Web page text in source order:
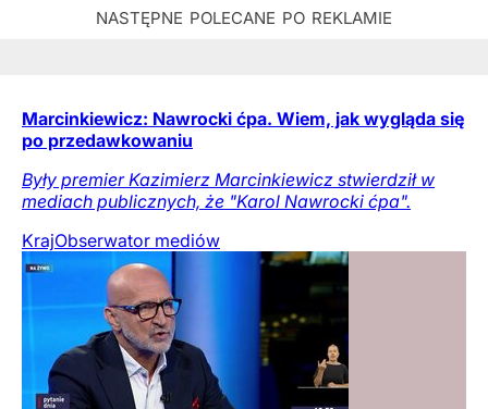
Marcinkiewicz: Nawrocki ćpa. Wiem, jak wygląda się
po przedawkowaniu
Były premier Kazimierz Marcinkiewicz stwierdził w
mediach publicznych, że "Karol Nawrocki ćpa".
KrajObserwator mediów